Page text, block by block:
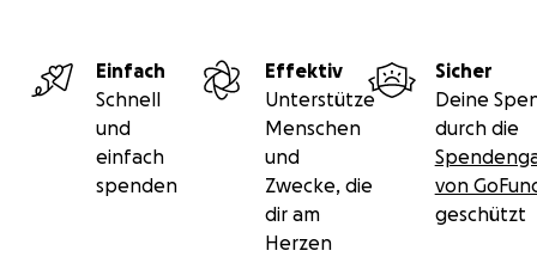
Einfach
Schnell
und
einfach
spenden
Effektiv
Unterstütze
Menschen
und
Zwecke, die
dir am
Herzen
Sicher
Deine
durch die
von
geschützt